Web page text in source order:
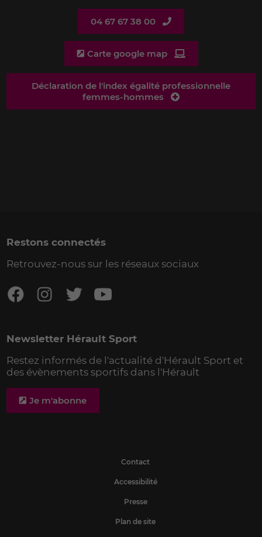
04 67 67 38 00
Carte google map
Déclaration de l'index égalité professionnelle
femmes-hommes
Restons connectés
Retrouvez-nous sur les réseaux sociaux
Newsletter Hérault Sport
Restez informés de l'actualité d'Hérault Sport et
des évènements sportifs dans l'Hérault
Je m'abonne
Contact
Accessibilité
Presse
Plan de site